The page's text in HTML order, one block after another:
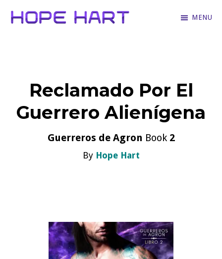
Skip
romantics
love
MENU
Reclamado Por El
Guerrero Alienígena
Guerreros de Agron Book 2
By Hope Hart